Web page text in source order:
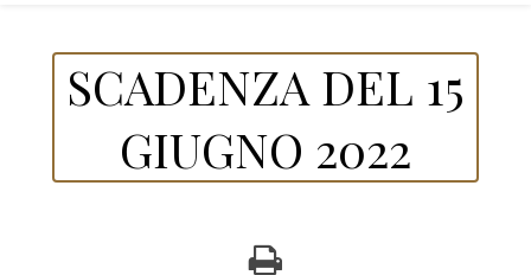
SCADENZA DEL 15
GIUGNO 2022